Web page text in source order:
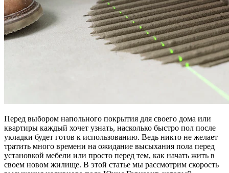
Перед выбором напольного покрытия для своего дома или
квартиры каждый хочет узнать, насколько быстро пол после
укладки будет готов к использованию. Ведь никто не желает
тратить много времени на ожидание высыхания пола перед
установкой мебели или просто перед тем, как начать жить в
своем новом жилище. В этой статье мы рассмотрим скорость